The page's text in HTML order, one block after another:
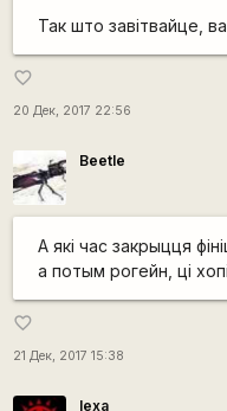
Так што завітвайце,
favorite_border
20 Дек, 2017 22:56
Beetle
А які час закрыцця
а потым рогейн, ці
favorite_border
21 Дек, 2017 15:38
lexa